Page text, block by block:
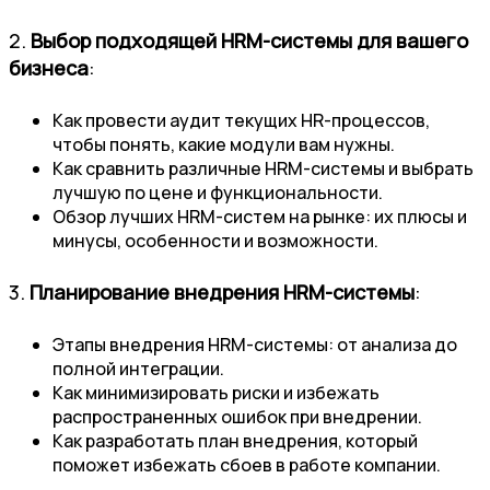
2. Выбор подходящей HRM-системы для вашего
бизнеса:
Как провести аудит текущих HR-процессов,
чтобы понять, какие модули вам нужны.
Как сравнить различные HRM-системы и выбрать
лучшую по цене и функциональности.
Обзор лучших HRM-систем на рынке: их плюсы и
минусы, особенности и возможности.
3. Планирование внедрения HRM-системы:
Этапы внедрения HRM-системы: от анализа до
полной интеграции.
Как минимизировать риски и избежать
распространенных ошибок при внедрении.
Как разработать план внедрения, который
поможет избежать сбоев в работе компании.